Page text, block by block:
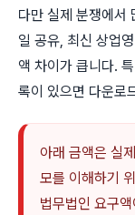
다만 실제 분쟁에서
일 공유, 최신 상업
액 차이가 큽니다.
록이 있으면 다운로
아래 금액은 실
모를 이해하기
법무법인 요구